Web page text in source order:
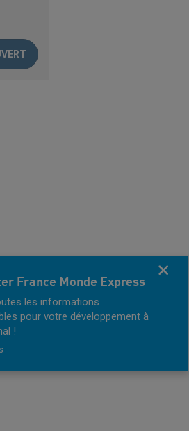
France Monde Express
les informations
pour votre développement à
!